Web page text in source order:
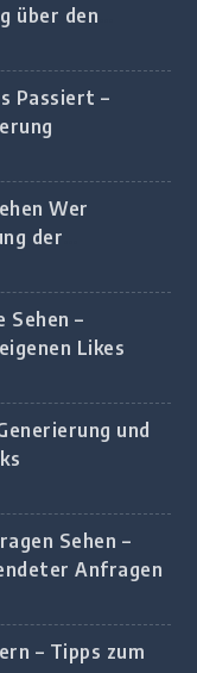
über den
Passiert –
Wer
der
–
Likes
und
Sehen –
Anfragen
– Tipps zum